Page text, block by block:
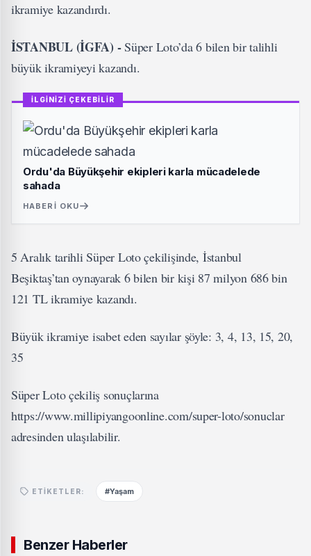
ikramiye kazandırdı.
İSTANBUL (İGFA) -Süper Loto’da 6 bilen bir talihli
büyük ikramiyeyi kazandı.
İLGİNİZİ ÇEKEBİLİR
Ordu'da Büyükşehir ekipleri karla mücadelede
sahada
HABERI OKU
5 Aralık tarihli Süper Loto çekilişinde, İstanbul
Beşiktaş’tan oynayarak 6 bilen bir kişi 87 milyon 686 bin
121 TL ikramiye kazandı.
Büyük ikramiye isabet eden sayılar şöyle: 3, 4, 13, 15, 20,
35
Süper Loto çekiliş sonuçlarına
https://www.millipiyangoonline.com/super-loto/sonuclar
adresinden ulaşılabilir.
ETIKETLER: #Yaşam
Benzer Haberler